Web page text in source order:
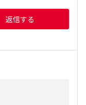
返信する